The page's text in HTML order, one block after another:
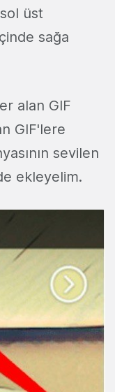
üst
sağa
alan GIF
GIF'lere
sevilen
ekleyelim.